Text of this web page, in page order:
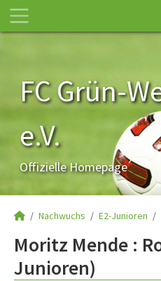
FC Grün-
e.V.
Offizielle Homepage
Nachwuchs E2-Junioren
Moritz Mende :
Junioren)